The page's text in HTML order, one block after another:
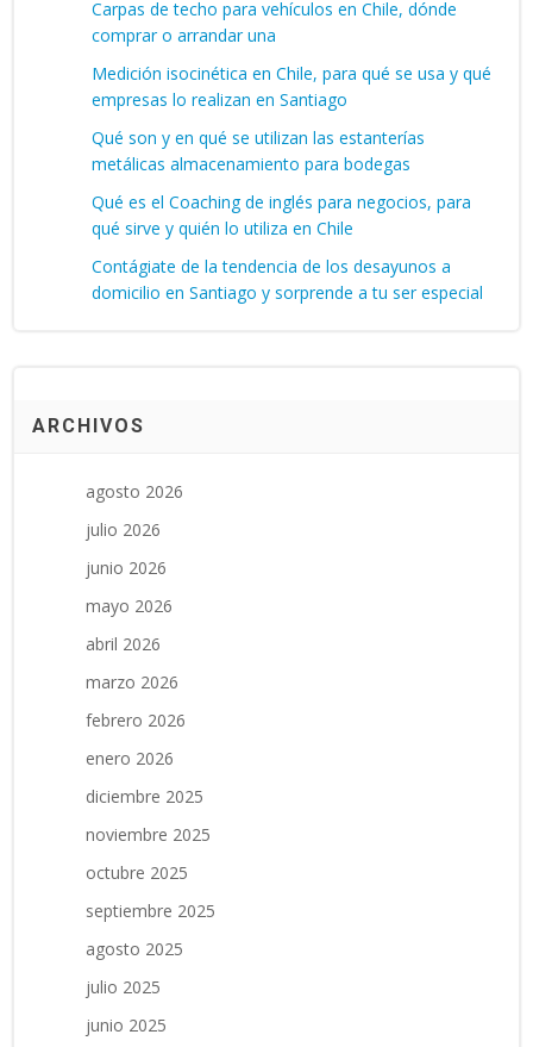
Carpas de techo para vehículos en Chile, dónde
comprar o arrandar una
Medición isocinética en Chile, para qué se usa y qué
empresas lo realizan en Santiago
Qué son y en qué se utilizan las estanterías
metálicas almacenamiento para bodegas
Qué es el Coaching de inglés para negocios, para
qué sirve y quién lo utiliza en Chile
Contágiate de la tendencia de los desayunos a
domicilio en Santiago y sorprende a tu ser especial
ARCHIVOS
agosto 2026
julio 2026
junio 2026
mayo 2026
abril 2026
marzo 2026
febrero 2026
enero 2026
diciembre 2025
noviembre 2025
octubre 2025
septiembre 2025
agosto 2025
julio 2025
junio 2025